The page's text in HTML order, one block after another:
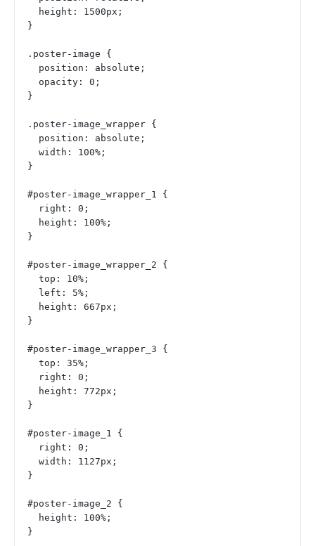
  height: 1500px;
}
.poster-image {
  position: absolute;
  opacity: 0;
}
.poster-image_wrapper {
  position: absolute;
  width: 100%;
}
#poster-image_wrapper_1 {
  right: 0;
  height: 100%;
}
#poster-image_wrapper_2 {
  top: 10%;
  left: 5%;
  height: 667px;
}
#poster-image_wrapper_3 {
  top: 35%;
  right: 0;
  height: 772px;
}
#poster-image_1 {
  right: 0;
  width: 1127px;
}
#poster-image_2 {
  height: 100%;
}